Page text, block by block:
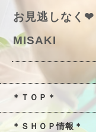
お見逃しなく❤
MISAKI
＊ＴＯＰ＊
＊ＳＨＯＰ情報＊